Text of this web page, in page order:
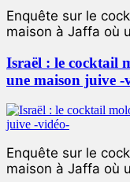
Enquête sur le
maison à Jaffa où
Israël : le cocktail
une maison juive -
Enquête sur le
maison à Jaffa où